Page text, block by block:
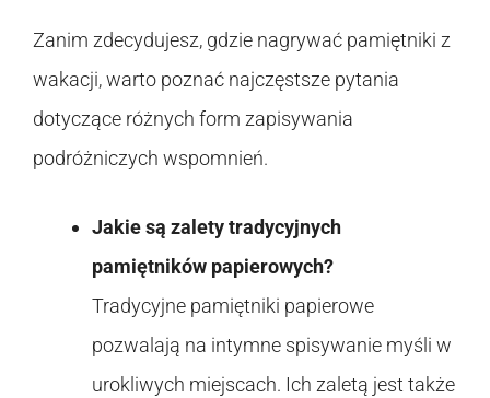
Zanim zdecydujesz, gdzie nagrywać pamiętniki z
wakacji, warto poznać najczęstsze pytania
dotyczące różnych form zapisywania
podróżniczych wspomnień.
Jakie są zalety tradycyjnych
pamiętników papierowych?
Tradycyjne pamiętniki papierowe
pozwalają na intymne spisywanie myśli w
urokliwych miejscach. Ich zaletą jest także